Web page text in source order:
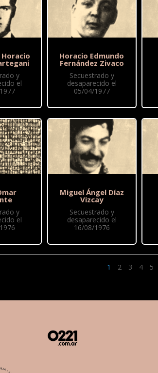
y
el
y
el
Horacio Edmundo
Fernández Zivaco
Secuestrado y
desaparecido el
05/04/1977
Miguel Ángel Díaz
Vizcay
Secuestrado y
desaparecido el
16/08/1976
1 2 3 4 5